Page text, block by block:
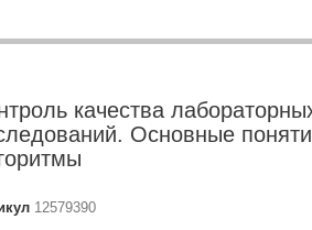
качества
Основные
12579390